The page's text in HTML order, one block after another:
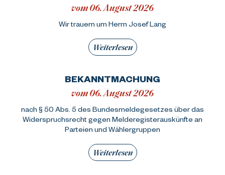
vom 06. August 2026
Wir trauern um Herrn Josef Lang
Weiterlesen
BEKANNTMACHUNG
vom 06. August 2026
nach § 50 Abs. 5 des Bundesmeldegesetzes über das
Widerspruchsrecht gegen Melderegisterauskünfte an
Parteien und Wählergruppen
Weiterlesen